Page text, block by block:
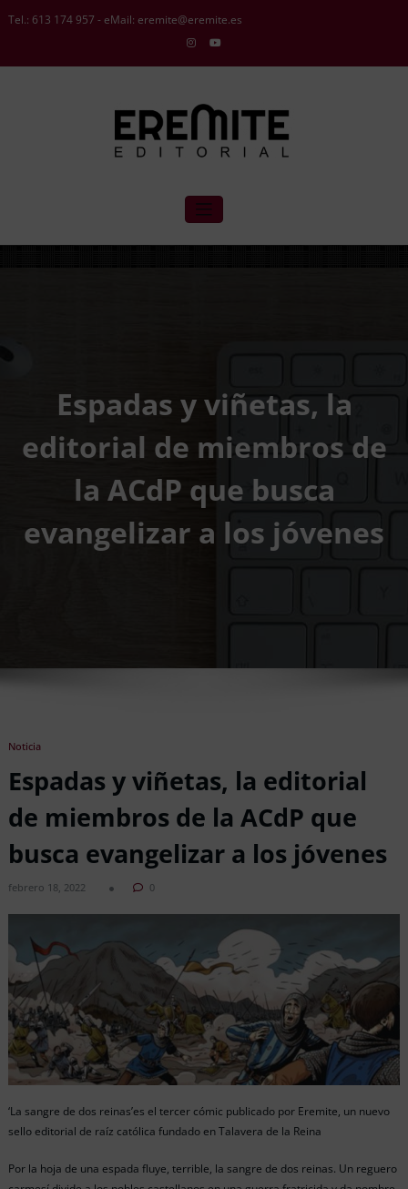
Tel.: 613 174 957 - eMail: eremite@eremite.es
Espadas y viñetas, la
editorial de miembros de
la ACdP que busca
evangelizar a los jóvenes
Noticia
Espadas y viñetas, la editorial
de miembros de la ACdP que
busca evangelizar a los jóvenes
febrero 18, 2022 0
‘La sangre de dos reinas’es el tercer cómic publicado por Eremite, un nuevo
sello editorial de raíz católica fundado en Talavera de la Reina
Por la hoja de una espada fluye, terrible, la sangre de dos reinas. Un reguero